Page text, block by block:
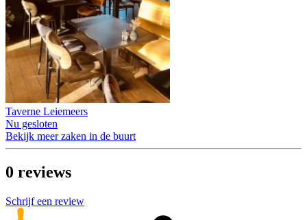
Taverne Leiemeers
Nu gesloten
Bekijk meer zaken in de buurt
0 reviews
Schrijf een review